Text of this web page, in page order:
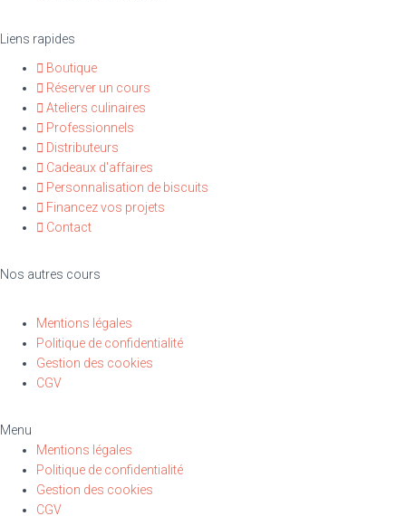
Liens rapides
Boutique
Réserver un cours
Ateliers culinaires
Professionnels
Distributeurs
Cadeaux d'affaires
Personnalisation de biscuits
Financez vos projets
Contact
Nos autres cours
Mentions légales
Politique de confidentialité
Gestion des cookies
CGV
Menu
Mentions légales
Politique de confidentialité
Gestion des cookies
CGV